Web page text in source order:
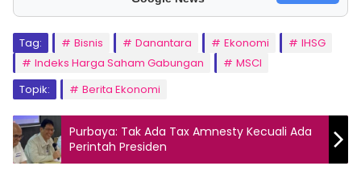
Tag: Bisnis Danantara Ekonomi
IHSG
Indeks Harga Saham Gabungan
MSCI
Topik:
Berita Ekonomi
Purbaya: Tak Ada Tax Amnesty Kecuali Ada
Perintah Presiden